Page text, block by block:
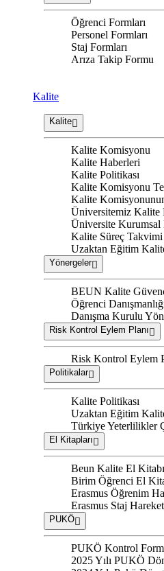
Öğrenci Formları
Personel Formları
Staj Formları
Arıza Takip Formu
Kalite
Kalite
Kalite Komisyonu
Kalite Haberleri
Kalite Politikası
Kalite Komisyonu
Kalite
Üniversitemiz Kalite
Üniversite
Kalite Süreç Takvimi
Uzaktan Eğitim
Yönergeler
BEUN Kalite
Öğrenci
Danışma Kurulu
Risk Kontrol Eylem Planı
Risk Kontrol Eylem
Politikalar
Kalite Politikası
Uzaktan Eğitim
Türkiye Yeterlilikler
El Kitapları
Beun Kalite El Kitabı
Birim Öğrenci El
Erasmus Öğrenim
Erasmus Staj
PUKÖ
PUKÖ Kontrol
2025 Yılı PUKÖ